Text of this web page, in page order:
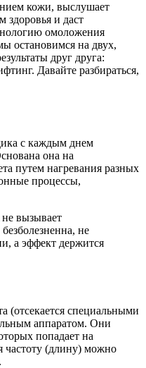
кожи, выслушает
здоровья и даст
омоложения
остановимся на двух,
друг друга:
Давайте разбираться,
с каждым днем
она на
путем нагревания разных
процессы,
не вызывает
не
а эффект держится
(отсекается специальными
аппаратом. Они
попадает на
частоту (длину) можно